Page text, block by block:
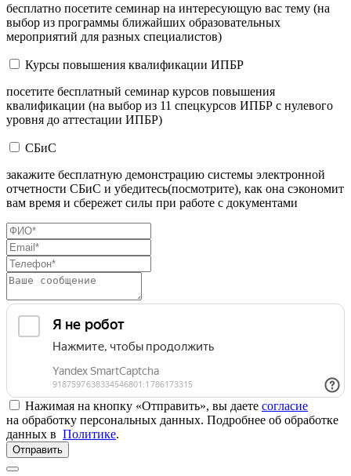
бесплатно посетите семинар на интересующую вас тему (на
выбор из программы ближайших образовательных
мероприятий для разных специалистов)
Курсы повышения квалификации ИПБР
посетите бесплатный семинар курсов повышения
квалификации (на выбор из 11 спецкурсов ИПБР с нулевого
уровня до аттестации ИПБР)
СБиС
закажите бесплатную демонстрацию системы электронной
отчетности СБиС и убедитесь(посмотрите), как она сэкономит
вам время и сбережет силы при работе с документами
Нажимая на кнопку «Отправить», вы даете согласие
на обработку персональных данных. Подробнее об обработке
данных в Политике.
Отправить